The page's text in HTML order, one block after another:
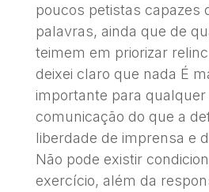
poucos petistas capazes
palavras, ainda que de
teimem em priorizar
deixei claro que nada É
importante para
comunicação do que a
liberdade de imprensa e
Não pode existir
exercício, além da